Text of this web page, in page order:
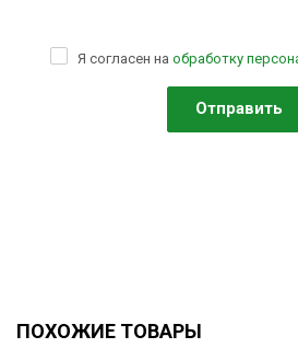
Я согласен на обработку
ПОХОЖИЕ ТОВАРЫ